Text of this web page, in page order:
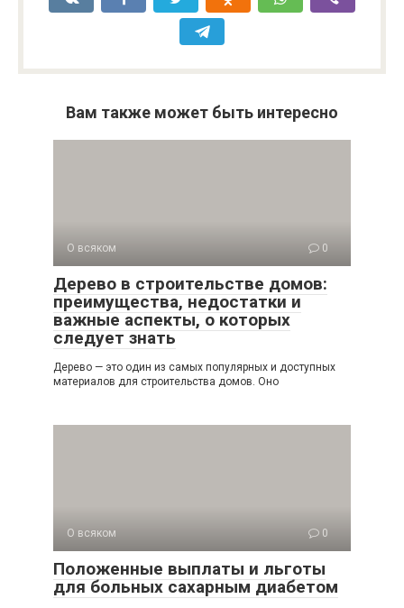
Вам также может быть интересно
О всяком 0
Дерево в строительстве домов:
преимущества, недостатки и
важные аспекты, о которых
следует знать
Дерево — это один из самых популярных и доступных
материалов для строительства домов. Оно
О всяком 0
Положенные выплаты и льготы
для больных сахарным диабетом